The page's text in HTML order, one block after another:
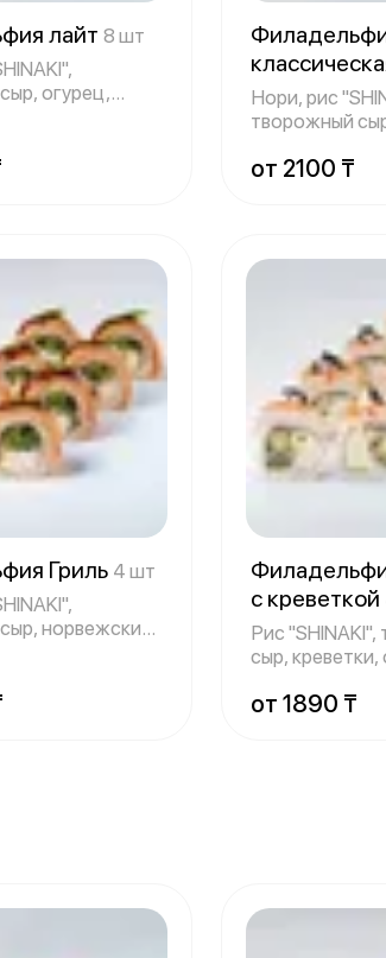
лайт 8 шт
огурец,
Нори, рис
творожный
от 2100 ₸
Гриль 4 шт
норвежский
с креветкой
Рис
сыр, креветки,
от 1890 ₸